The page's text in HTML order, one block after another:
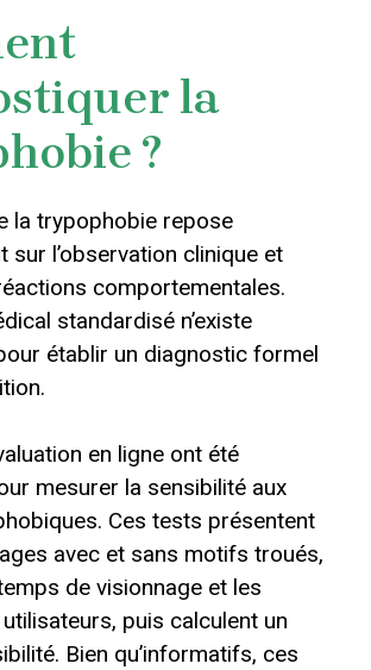
la
?
la trypophobie repose
sur l’observation clinique et
comportementales.
standardisé n’existe
établir un diagnostic formel
en ligne ont été
mesurer la sensibilité aux
Ces tests présentent
avec et sans motifs troués,
de visionnage et les
puis calculent un
Bien qu’informatifs, ces